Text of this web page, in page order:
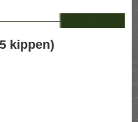
kippen)